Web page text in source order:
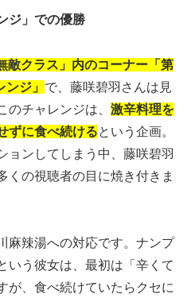
ジ」での優勝
敵クラス」内のコーナー「第
ジ」 で、藤咲碧羽さんは見
のチャレンジは、 激辛料理を
ずに食べ続けるという企画。
ョンしてしまう中、藤咲碧羽
くの視聴者の目に焼き付きま
麻辣湯への対応です。ナンプ
いう彼女は、最初は「辛くて
が、食べ続けていたらクセに